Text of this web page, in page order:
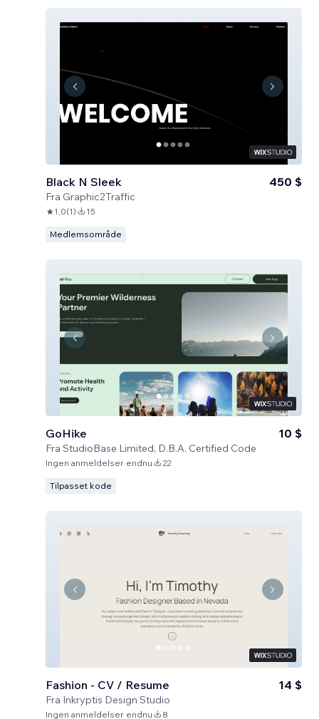
Black N Sleek
Fra Graphic2Traffic
450 $
1,0(1) 15
Medlemsområde
GoHike
Fra StudioBase Limited, D.B.A. Certified Code
10 $
Ingen anmeldelser endnu 22
Tilpasset kode
Fashion - CV / Resume
Fra Inkryptis Design Studio
14 $
Ingen anmeldelser endnu 8